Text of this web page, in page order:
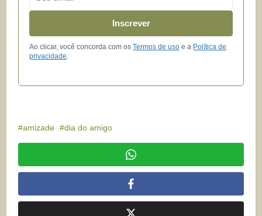
Inscrever
Ao clicar, você concorda com osTermos de uso e a Política de
privacidade
amizade dia do amigo